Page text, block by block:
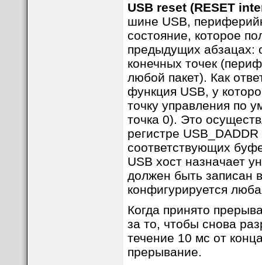
USB reset (RESET
шине USB,
состояние, которое
предыдущих абзацах:
конечных точек
любой пакет). Как
функция USB, у
точку управления по
точка 0). Это
регистре
соответствующих
USB хост назначает
должен быть записан
конфигурируется
Когда принято
за то, чтобы снова
течение 10 мс от
прерывание.